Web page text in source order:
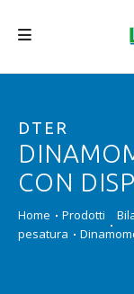
PRODOTTI
SERVIZI
VIDEO
DTER
CON
Home Prodotti
pesatura